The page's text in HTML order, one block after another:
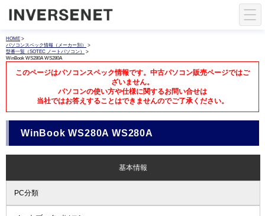
HOME >
パソコンスペック情報（メーカー別）
>
型番一覧（SOTEC ノートパソコン）
>
WinBook WS280A WS280A
このページはパソコンスペック情報です。中古パソコン販売ページではご
ざいません。
パソコンの使い方や仕様に関するお問い合せは
当社ではお答えすることはできませんのでご了承ください。
WinBook WS280A WS280A
基本情報
PC分類